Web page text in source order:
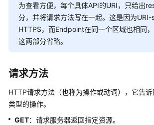
获
取
返
回
果
API
公
为查看方便，每个具体API的URI，只给出
分，并将请求方法写在一起。这是因为
HTTPS，而Endpoint在同一个区域也相同
这两部分省略。
请求方法
HTTP请求方法（也称为操作或动词），它告
类型的操作。
GET：请求服务器返回指定资源。